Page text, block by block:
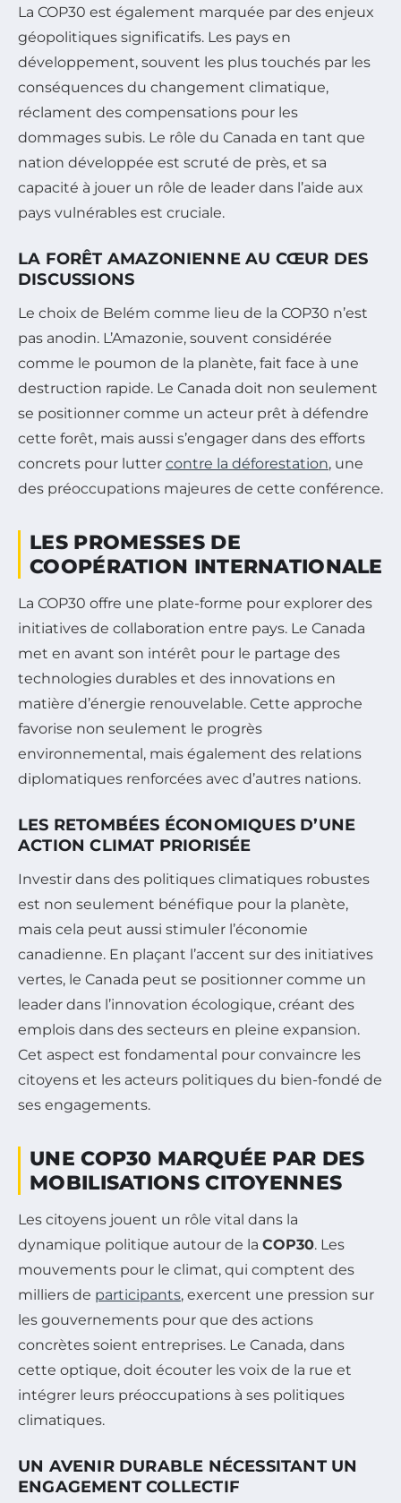
La COP30 est également marquée par des enjeux
géopolitiques significatifs. Les pays en
développement, souvent les plus touchés par les
conséquences du changement climatique,
réclament des compensations pour les
dommages subis. Le rôle du Canada en tant que
nation développée est scruté de près, et sa
capacité à jouer un rôle de leader dans l’aide aux
pays vulnérables est cruciale.
LA FORÊT AMAZONIENNE AU CŒUR DES
DISCUSSIONS
Le choix de Belém comme lieu de la COP30 n’est
pas anodin. L’Amazonie, souvent considérée
comme le poumon de la planète, fait face à une
destruction rapide. Le Canada doit non seulement
se positionner comme un acteur prêt à défendre
cette forêt, mais aussi s’engager dans des efforts
concrets pour lutter contre la déforestation, une
des préoccupations majeures de cette conférence.
LES PROMESSES DE
COOPÉRATION INTERNATIONALE
La COP30 offre une plate-forme pour explorer des
initiatives de collaboration entre pays. Le Canada
met en avant son intérêt pour le partage des
technologies durables et des innovations en
matière d’énergie renouvelable. Cette approche
favorise non seulement le progrès
environnemental, mais également des relations
diplomatiques renforcées avec d’autres nations.
LES RETOMBÉES ÉCONOMIQUES D’UNE
ACTION CLIMAT PRIORISÉE
Investir dans des politiques climatiques robustes
est non seulement bénéfique pour la planète,
mais cela peut aussi stimuler l’économie
canadienne. En plaçant l’accent sur des initiatives
vertes, le Canada peut se positionner comme un
leader dans l’innovation écologique, créant des
emplois dans des secteurs en pleine expansion.
Cet aspect est fondamental pour convaincre les
citoyens et les acteurs politiques du bien-fondé de
ses engagements.
UNE COP30 MARQUÉE PAR DES
MOBILISATIONS CITOYENNES
Les citoyens jouent un rôle vital dans la
dynamique politique autour de la COP30. Les
mouvements pour le climat, qui comptent des
milliers de participants, exercent une pression sur
les gouvernements pour que des actions
concrètes soient entreprises. Le Canada, dans
cette optique, doit écouter les voix de la rue et
intégrer leurs préoccupations à ses politiques
climatiques.
UN AVENIR DURABLE NÉCESSITANT UN
ENGAGEMENT COLLECTIF